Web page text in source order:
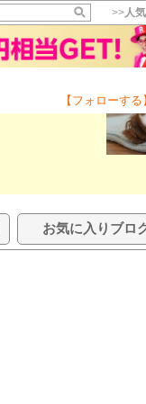
>>人
【フォローする
お気に入りブロ